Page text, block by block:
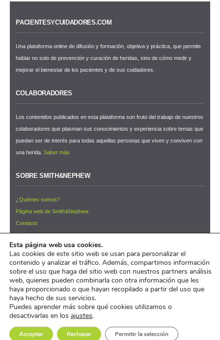
PACIENTESYCUIDADORES.COM
Una plataforma online de difusión y formación, objetiva y práctica, que permite
hablar no solo de prevención y curación de heridas, sino de cómo medir y
mejorar el bienestar de los pacientes y de sus cuidadores.
COLABORADORES
Los contenidos publicados en esta plataforma son fruto del trabajo de nuestros
colaboradores que plasman sus conocimientos y experiencia sobre temas que
puedan ser de interés para todas aquellas personas que viven y conviven con
una herida.Saber más
SOBRE SMITH&NEPHEW
¿Quiénes somos?
Página web de Smith&Nephew
Contacto
Términos y condiciones de uso
NEWSLETTER ¡Suscríbete ahora!
© 2026 Pacientes y Cuidadores™
pacientesycuidadores.com es un iniciativa deSmith&Nephew
Esta página web usa cookies.
Las cookies de este sitio web se usan para personalizar el
contenido y analizar el tráfico. Además, compartimos información
sobre el uso que haga del sitio web con nuestros partners análisis
web, quienes pueden combinarla con otra información que les
haya proporcionado o que hayan recopilado a partir del uso que
haya hecho de sus servicios.
Puedes aprender más sobre qué cookies utilizamos o
desactivarlas en los ajustes.
Acceptar Rechazar Permitir la selección